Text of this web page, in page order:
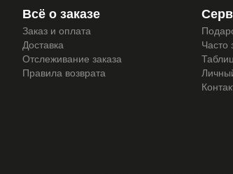
Всё о заказе
Заказ и оплата
Доставка
Отслеживание заказа
Правила возврата
Часто